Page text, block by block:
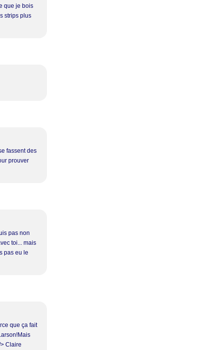
que je bois
strips plus
fassent des
prouver
pas non
toi... mais
pas eu le
que ça fait
Claire